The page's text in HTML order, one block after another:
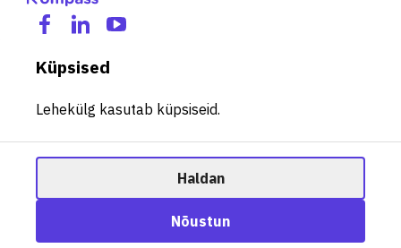
Ametisoovitaja
Küpsised
Lehekülg kasutab küpsiseid.
Haldan
Nõustun